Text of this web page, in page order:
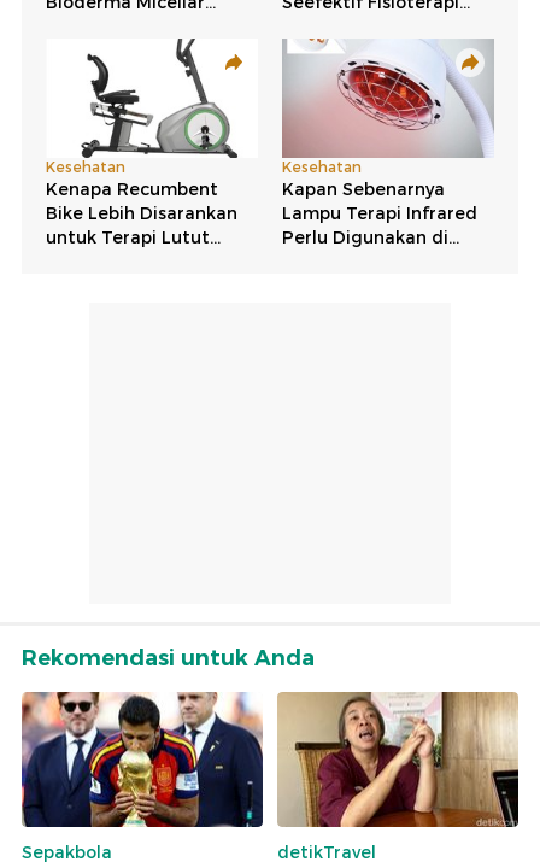
Rekomendasi untuk Anda
Sepakbola
detikTravel